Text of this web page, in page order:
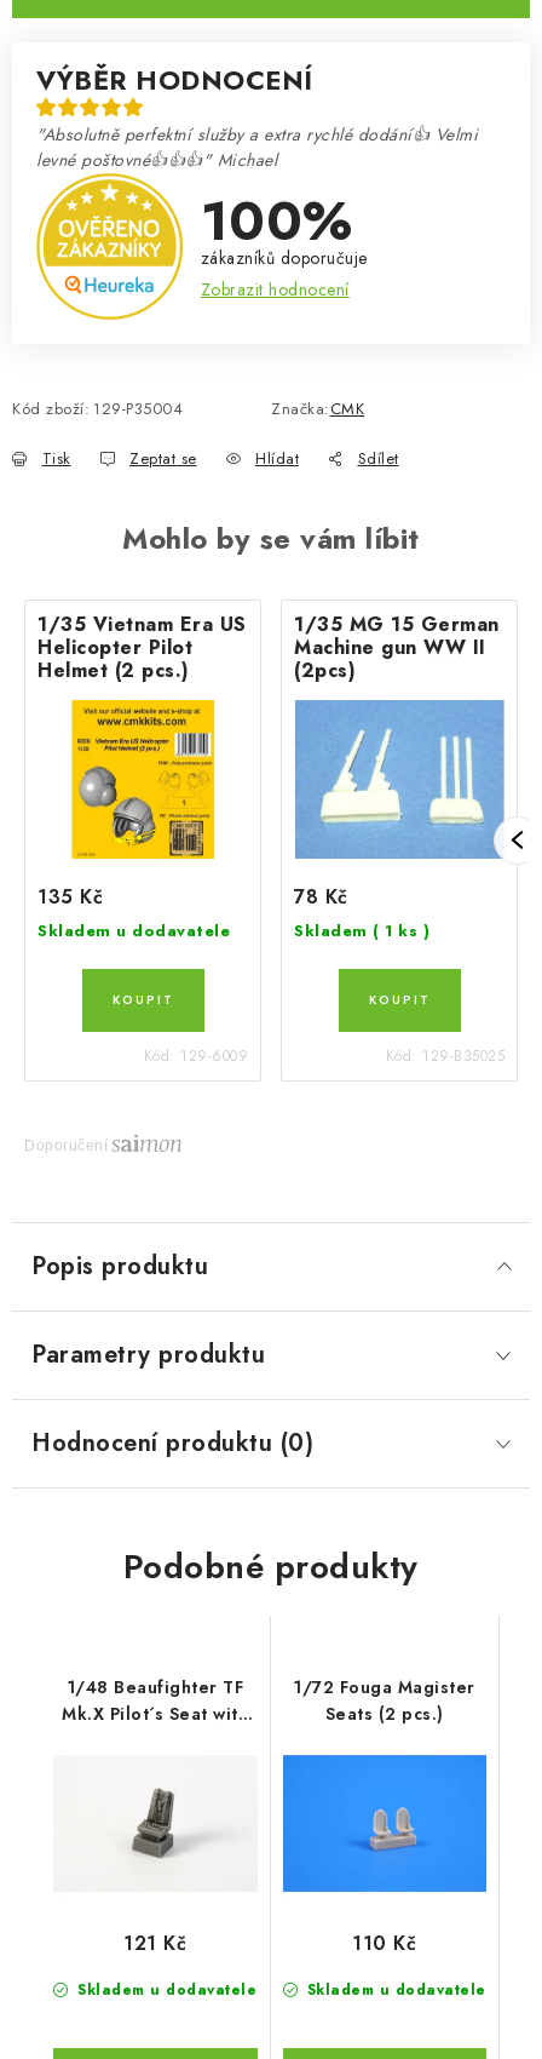
VÝBĚR HODNOCENÍ
"Absolutně perfektní služby a extra rychlé dodání👍 Velmi
levné poštovné👍👍👍" Michael
100%
zákazníků doporučuje
Zobrazit hodnocení
Kód zboží: 129-P35004 Značka:CMK
Tisk Zeptat se Hlídat Sdílet
Mohlo by se vám líbit
1/35 Vietnam Era US
Helicopter Pilot
Helmet (2 pcs.)
135 Kč
Skladem u dodavatele
Kód: 129-6009
1/35 MG 15 German
Machine gun WW II
(2pcs)
78 Kč
Skladem ( 1 ks )
Kód: 129-B35025
Doporučení
Popis produktu
Parametry produktu
Hodnocení produktu (0)
Podobné produkty
1/48 Beaufighter TF
Mk.X Pilot´s Seat with
Skladem u dodavatele
121 Kč
1/72 Fouga Magister
Seats (2 pcs.)
Skladem u dodavatele
110 Kč